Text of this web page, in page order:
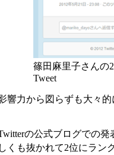
篠田麻里子さんの
Tweet
響力から図らずも大々
の公式ブログでの
も抜かれて2位にラ